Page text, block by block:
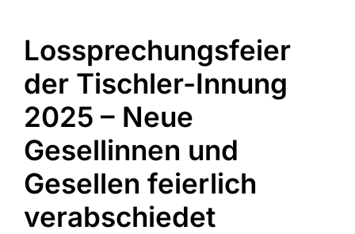
Lossprechungsfeier
der Tischler-Innung
2025 – Neue
Gesellinnen und
Gesellen feierlich
verabschiedet